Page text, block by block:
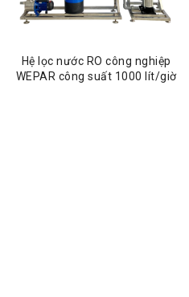
Hệ lọc nước RO công nghiệp
WEPAR công suất 1000 lít/giờ